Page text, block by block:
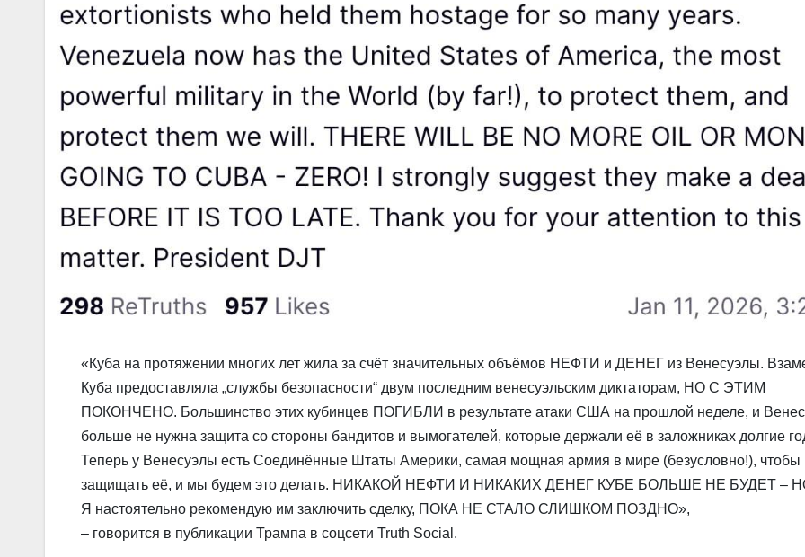
«Куба на протяжении многих лет жила за счёт значительных объёмов НЕФТИ и ДЕНЕГ из Венесуэлы.
Куба предоставляла „службы безопасности“ двум последним венесуэльским диктаторам, НО С ЭТИМ
ПОКОНЧЕНО. Большинство этих кубинцев ПОГИБЛИ в результате атаки США на прошлой неделе, и
больше не нужна защита со стороны бандитов и вымогателей, которые держали её в заложниках долгие
Теперь у Венесуэлы есть Соединённые Штаты Америки, самая мощная армия в мире (безусловно!), чтобы
защищать её, и мы будем это делать. НИКАКОЙ НЕФТИ И НИКАКИХ ДЕНЕГ КУБЕ БОЛЬШЕ НЕ БУДЕТ –
Я настоятельно рекомендую им заключить сделку, ПОКА НЕ СТАЛО СЛИШКОМ ПОЗДНО»,
– говорится в публикации Трампа в соцсети Truth Social.